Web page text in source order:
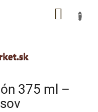
375 ml –